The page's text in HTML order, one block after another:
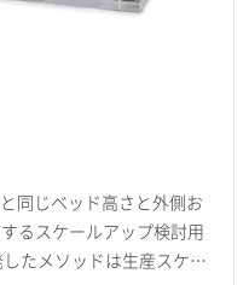
同じベッド高さと外側お
るスケールアップ検討用
たメソッドは生産スケー